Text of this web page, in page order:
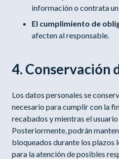
información o contrata
El cumplimiento de
afecten al responsable.
4. Conservación
Los datos personales se
necesario para cumplir con la
recabados y mientras el
Posteriormente, podrán
bloqueados durante los plazos
para la atención de posibles